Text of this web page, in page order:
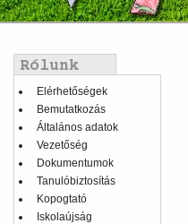
menu
Balmenü
Elérhetőségek
Bemutatkozás
Általános adatok
Vezetőség
Dokumentumok
Tanulóbiztosítás
Kopogtató
Iskolaújság